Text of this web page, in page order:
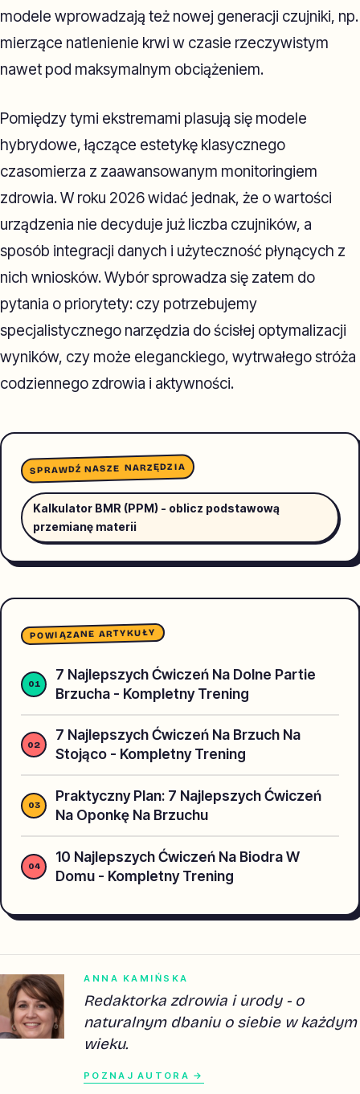
modele wprowadzają też nowej generacji czujniki, np.
mierzące natlenienie krwi w czasie rzeczywistym
nawet pod maksymalnym obciążeniem.
Pomiędzy tymi ekstremami plasują się modele
hybrydowe, łączące estetykę klasycznego
czasomierza z zaawansowanym monitoringiem
zdrowia. W roku 2026 widać jednak, że o wartości
urządzenia nie decyduje już liczba czujników, a
sposób integracji danych i użyteczność płynących z
nich wniosków. Wybór sprowadza się zatem do
pytania o priorytety: czy potrzebujemy
specjalistycznego narzędzia do ścisłej optymalizacji
wyników, czy może eleganckiego, wytrwałego stróża
codziennego zdrowia i aktywności.
SPRAWDŹ NASZE NARZĘDZIA
Kalkulator BMR (PPM) - oblicz podstawową
przemianę materii
POWIĄZANE ARTYKUŁY
7 Najlepszych Ćwiczeń Na Dolne Partie
Brzucha - Kompletny Trening
7 Najlepszych Ćwiczeń Na Brzuch Na
Stojąco - Kompletny Trening
Praktyczny Plan: 7 Najlepszych Ćwiczeń
Na Oponkę Na Brzuchu
10 Najlepszych Ćwiczeń Na Biodra W
Domu - Kompletny Trening
ANNA KAMIŃSKA
Redaktorka zdrowia i urody - o
naturalnym dbaniu o siebie w każdym
wieku.
POZNAJ AUTORA →